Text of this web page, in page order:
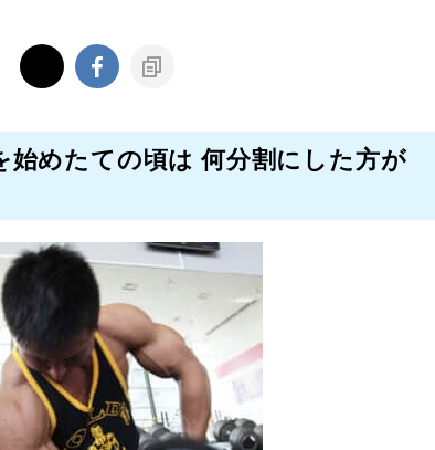
始めたての頃は 何分割にした方が